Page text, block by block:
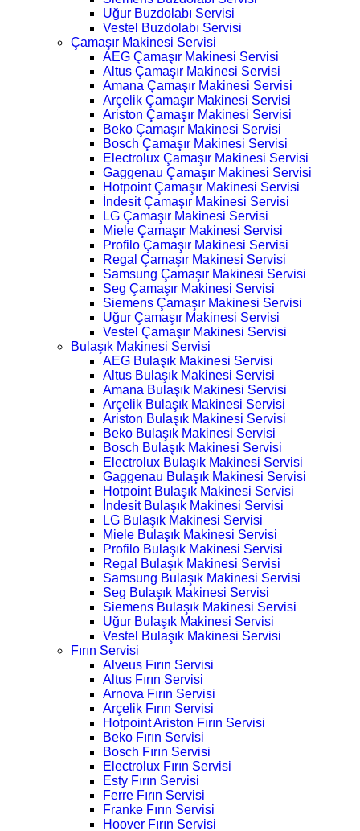
Uğur Buzdolabı Servisi
Vestel Buzdolabı Servisi
Çamaşır Makinesi Servisi
AEG Çamaşır Makinesi Servisi
Altus Çamaşır Makinesi Servisi
Amana Çamaşır Makinesi Servisi
Arçelik Çamaşır Makinesi Servisi
Ariston Çamaşır Makinesi Servisi
Beko Çamaşır Makinesi Servisi
Bosch Çamaşır Makinesi Servisi
Electrolux Çamaşır Makinesi Servisi
Gaggenau Çamaşır Makinesi Servisi
Hotpoint Çamaşır Makinesi Servisi
İndesit Çamaşır Makinesi Servisi
LG Çamaşır Makinesi Servisi
Miele Çamaşır Makinesi Servisi
Profilo Çamaşır Makinesi Servisi
Regal Çamaşır Makinesi Servisi
Samsung Çamaşır Makinesi Servisi
Seg Çamaşır Makinesi Servisi
Siemens Çamaşır Makinesi Servisi
Uğur Çamaşır Makinesi Servisi
Vestel Çamaşır Makinesi Servisi
Bulaşık Makinesi Servisi
AEG Bulaşık Makinesi Servisi
Altus Bulaşık Makinesi Servisi
Amana Bulaşık Makinesi Servisi
Arçelik Bulaşık Makinesi Servisi
Ariston Bulaşık Makinesi Servisi
Beko Bulaşık Makinesi Servisi
Bosch Bulaşık Makinesi Servisi
Electrolux Bulaşık Makinesi Servisi
Gaggenau Bulaşık Makinesi Servisi
Hotpoint Bulaşık Makinesi Servisi
İndesit Bulaşık Makinesi Servisi
LG Bulaşık Makinesi Servisi
Miele Bulaşık Makinesi Servisi
Profilo Bulaşık Makinesi Servisi
Regal Bulaşık Makinesi Servisi
Samsung Bulaşık Makinesi Servisi
Seg Bulaşık Makinesi Servisi
Siemens Bulaşık Makinesi Servisi
Uğur Bulaşık Makinesi Servisi
Vestel Bulaşık Makinesi Servisi
Fırın Servisi
Alveus Fırın Servisi
Altus Fırın Servisi
Arnova Fırın Servisi
Arçelik Fırın Servisi
Hotpoint Ariston Fırın Servisi
Beko Fırın Servisi
Bosch Fırın Servisi
Electrolux Fırın Servisi
Esty Fırın Servisi
Ferre Fırın Servisi
Franke Fırın Servisi
Hoover Fırın Servisi